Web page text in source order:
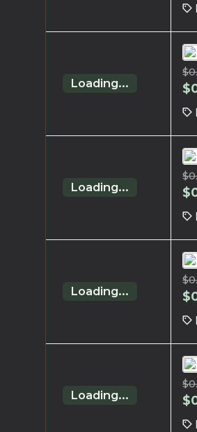
Loading...
$
$
Loading...
$
$
Loading...
$
$
Loading...
$
$